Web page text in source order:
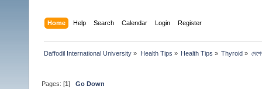
Home Help Search Calendar Login Register
Daffodil International University » Health Tips » Health Tips » Thyroid »
Pages: [1]Go Down